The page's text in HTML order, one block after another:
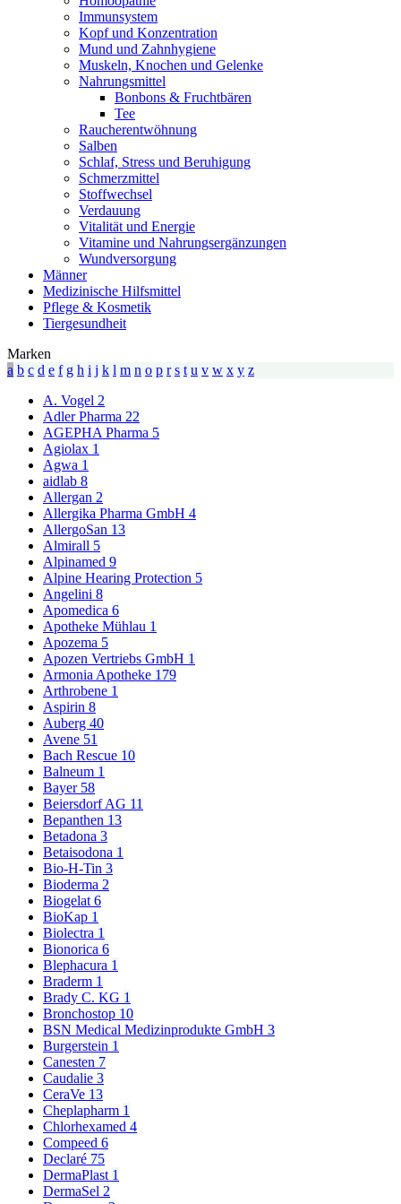
Immunsystem
Kopf und Konzentration
Mund und Zahnhygiene
Muskeln, Knochen und Gelenke
Nahrungsmittel
Bonbons & Fruchtbären
Tee
Raucherentwöhnung
Salben
Schlaf, Stress und Beruhigung
Schmerzmittel
Stoffwechsel
Verdauung
Vitalität und Energie
Vitamine und Nahrungsergänzungen
Wundversorgung
Männer
Medizinische Hilfsmittel
Pflege & Kosmetik
Tiergesundheit
Marken
a b c d e f g h i j k l m n o p r s t u v w x y z
A. Vogel 2
Adler Pharma 22
AGEPHA Pharma 5
Agiolax 1
Agwa 1
aidlab 8
Allergan 2
Allergika Pharma GmbH 4
AllergoSan 13
Almirall 5
Alpinamed 9
Alpine Hearing Protection 5
Angelini 8
Apomedica 6
Apotheke Mühlau 1
Apozema 5
Apozen Vertriebs GmbH 1
Armonia Apotheke 179
Arthrobene 1
Aspirin 8
Auberg 40
Avene 51
Bach Rescue 10
Balneum 1
Bayer 58
Beiersdorf AG 11
Bepanthen 13
Betadona 3
Betaisodona 1
Bio-H-Tin 3
Bioderma 2
Biogelat 6
BioKap 1
Biolectra 1
Bionorica 6
Blephacura 1
Braderm 1
Brady C. KG 1
Bronchostop 10
BSN Medical Medizinprodukte GmbH 3
Burgerstein 1
Canesten 7
Caudalie 3
CeraVe 13
Cheplapharm 1
Chlorhexamed 4
Compeed 6
Declaré 75
DermaPlast 1
DermaSel 2